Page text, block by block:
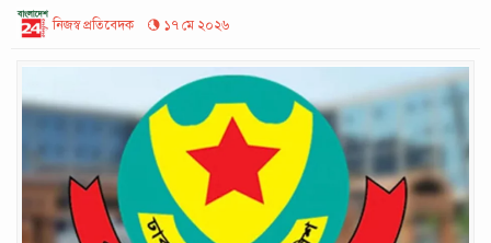
নিজস্ব প্রতিবেদক ১৭ মে ২০২৬